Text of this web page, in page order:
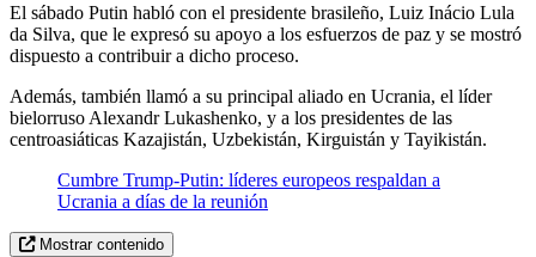
El sábado Putin habló con el presidente brasileño, Luiz Inácio Lula
da Silva, que le expresó su apoyo a los esfuerzos de paz y se mostró
dispuesto a contribuir a dicho proceso.
Además, también llamó a su principal aliado en Ucrania, el líder
bielorruso Alexandr Lukashenko, y a los presidentes de las
centroasiáticas Kazajistán, Uzbekistán, Kirguistán y Tayikistán.
Cumbre Trump-Putin: líderes europeos respaldan a
Ucrania a días de la reunión
Mostrar contenido